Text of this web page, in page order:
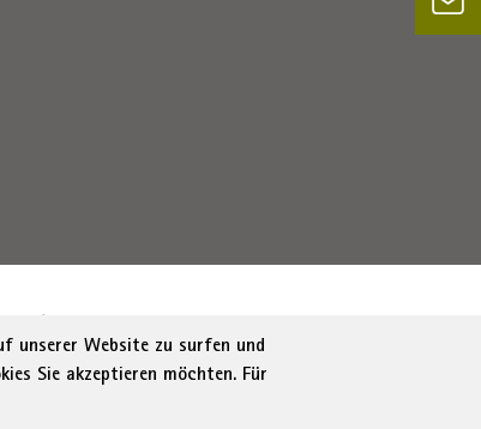
unserer Website zu surfen und
Sie akzeptieren möchten. Für